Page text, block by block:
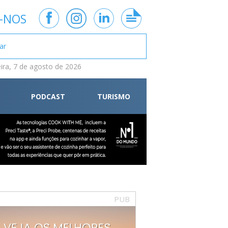
7 de agosto de 2026
PODCAST TURISMO
PUB